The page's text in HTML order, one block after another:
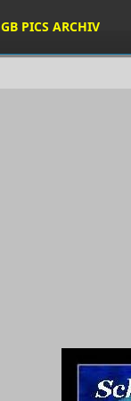
GB PICS ARCHIV